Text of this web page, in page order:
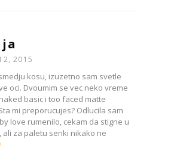
2015
kosu, izuzetno sam svetle
oci. Dvoumim se vec neko vreme
basic i too faced matte
mi preporucujes? Odlucila sam
love rumenilo, cekam da stigne u
ali za paletu senki nikako ne